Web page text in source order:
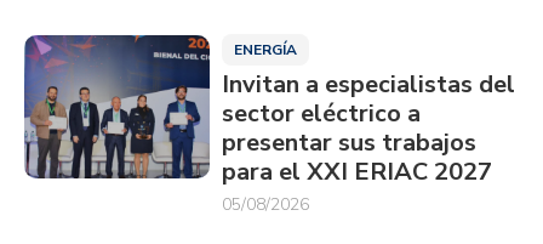
ENERGÍA
Invitan a especialistas del
sector eléctrico a
presentar sus trabajos
para el XXI ERIAC 2027
05/08/2026